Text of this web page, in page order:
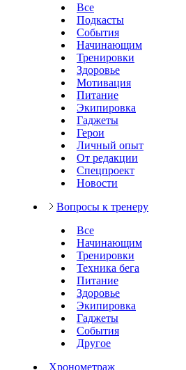
Все
Подкасты
События
Начинающим
Тренировки
Здоровье
Мотивация
Питание
Экипировка
Гаджеты
Герои
Личный опыт
От редакции
Спецпроект
Новости
Вопросы к тренеру
Все
Начинающим
Тренировки
Техника бега
Питание
Здоровье
Экипировка
Гаджеты
События
Другое
Хронометраж